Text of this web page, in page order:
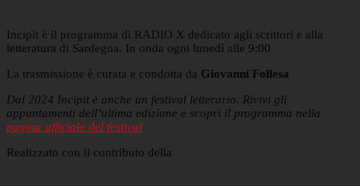
Incipit è il programma di RADIO X dedicato agli scrittori e alla
letteratura di Sardegna. In onda ogni lunedì alle 9:00
La trasmissione è curata e condotta da Giovanni Follesa
Dal 2024 Incipit è anche un festival letterario. Rivivi gli
appuntamenti dell’ultima edizione e scopri il programma nella
pagina ufficiale del festival
Realizzato con il contributo della